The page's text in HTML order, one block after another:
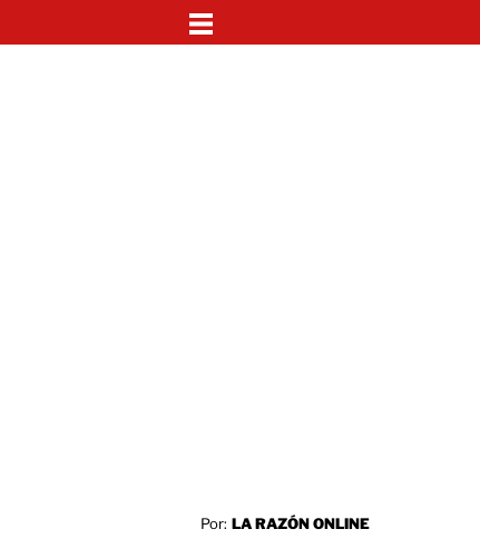
Por: LA RAZÓN ONLINE